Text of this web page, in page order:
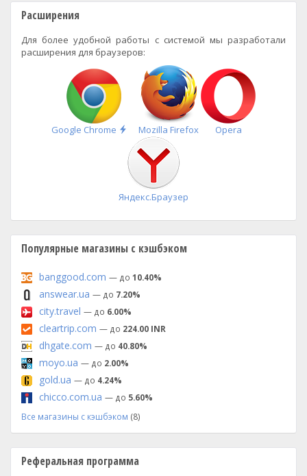
Расширения
Для более удобной работы с системой мы разработали
расширения для браузеров:
Google Chrome
Быстрая
установка
Mozilla Firefox Opera
Яндекс.Браузер
Популярные магазины с кэшбэком
banggood.com — до 10.40%
answear.ua — до 7.20%
city.travel — до 6.00%
cleartrip.com — до 224.00 INR
dhgate.com — до 40.80%
moyo.ua — до 2.00%
gold.ua — до 4.24%
chicco.com.ua — до 5.60%
Все магазины с кэшбэком (8)
Реферальная программа